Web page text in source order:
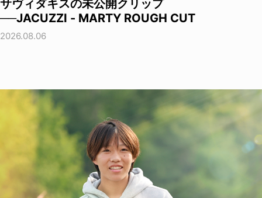
サヴィダキスの未公開クリップ
──JACUZZI - MARTY ROUGH CUT
2026.08.06